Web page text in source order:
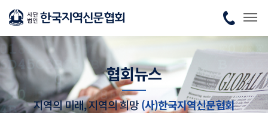
협회뉴스
지역의 미래, 지역의 희망(사)한국지역신문협회